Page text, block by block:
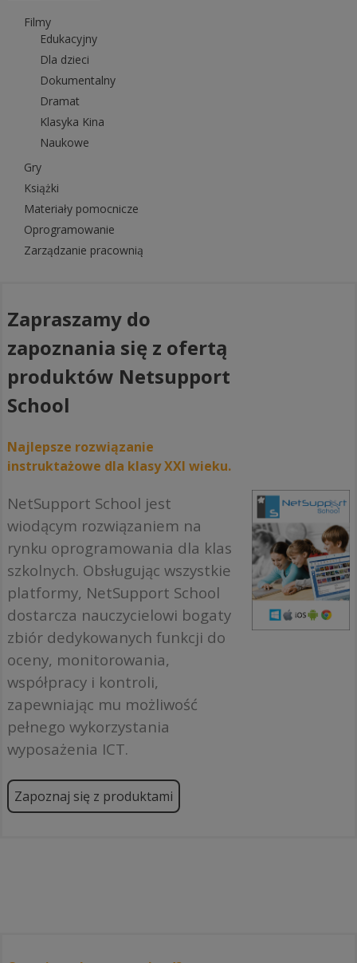
Filmy
Edukacyjny
Dla dzieci
Dokumentalny
Dramat
Klasyka Kina
Naukowe
Gry
Książki
Materiały pomocnicze
Oprogramowanie
Zarządzanie pracownią
Zapraszamy do
zapoznania się z ofertą
produktów Netsupport
School
Najlepsze rozwiązanie
instruktażowe dla klasy XXI wieku.
NetSupport School jest
wiodącym rozwiązaniem na
rynku oprogramowania dla klas
szkolnych. Obsługując wszystkie
platformy, NetSupport School
dostarcza nauczycielowi bogaty
zbiór dedykowanych funkcji do
oceny, monitorowania,
współpracy i kontroli,
zapewniając mu możliwość
pełnego wykorzystania
wyposażenia ICT.
Zapoznaj się z produktami